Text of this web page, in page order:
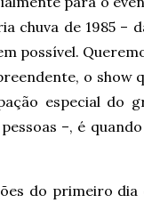
chuva de 1985 –
possível.
o show
especial do
–, é
do primeiro